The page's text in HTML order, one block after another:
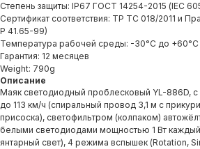
Степень защиты: IP67 ГОСТ 14254-2015 (IЕС
Сертификат соответствия: ТР ТС 018/2011 и
Р 41.65-99)
Температура рабочей среды: -30°С до +60°С
Гарантия: 12 месяцев
Weight: 790g
Описание
Маяк светодиодный проблесковый YL-886D, с
до 113 км/ч (спиральный провод 3,1 м с
присоска), светофильтром (колпаком)
белыми светодиодами мощностью 1 Вт
янтарный свет), 4 режима вспышек (Rotation,